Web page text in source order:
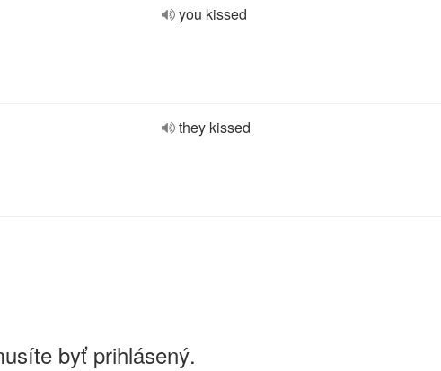
you kissed
they kissed
byť prihlásený.